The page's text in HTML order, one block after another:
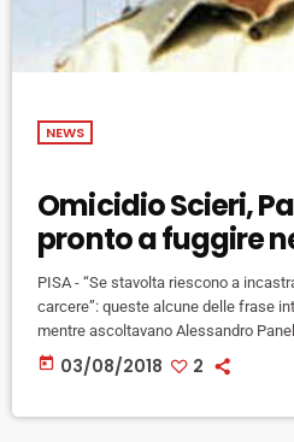
NEWS
Omicidio Scieri,
pronto a fuggire
PISA - “Se stavolta riescono a
carcere”: queste alcune delle frase
mentre ascoltavano Alessandro
agli arresti domiciliari con l'accusa di
per la morte del parà Emanuele
today 03/08/2018 2